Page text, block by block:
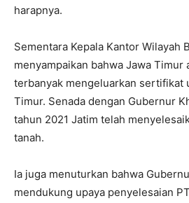
harapnya.
Sementara Kepala Kantor Wilayah
menyampaikan bahwa Jawa Timur
terbanyak mengeluarkan sertifikat
Timur. Senada dengan Gubernur
tahun 2021 Jatim telah
tanah.
Ia juga menuturkan bahwa
mendukung upaya penyelesaian